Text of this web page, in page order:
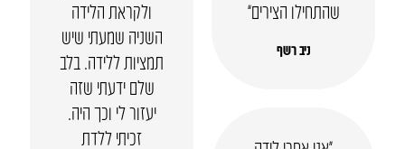
שהתחילו הצירים”
ניב רשף
ולקראת הלידה
השניה שמעתי שיש
תמציות ללידה. בלב
שלם ידעתי שזה
יעזור לי וכך היה.
זכיתי ללדת